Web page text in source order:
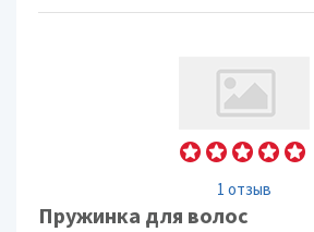
1 отзыв
Пружинка для волос